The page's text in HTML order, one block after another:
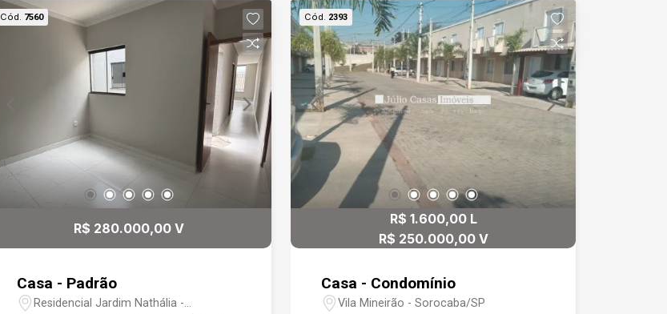
Cód. 7560
R$ 280.000,00 V
Casa - Padrão
Residencial Jardim Nathália -
Cód. 2393
R$ 1.600,00 L
R$ 250.000,00 V
Casa - Condomínio
Vila Mineirão - Sorocaba/SP